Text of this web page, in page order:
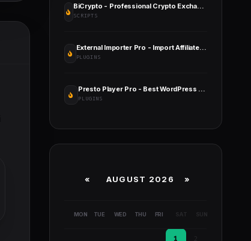
BiCrypto - Professional Crypto Exchange with Spot & Binary Trading, KYC Verification & Wallets
SCRIPTS
External Importer Pro - Import Affiliate Products Into WooCommerce
PLUGINS
Presto Player Pro - Best WordPress Video Player Plugin
PLUGINS
« AUGUST 2026 »
MON TUE WED THU FRI SAT SUN
1